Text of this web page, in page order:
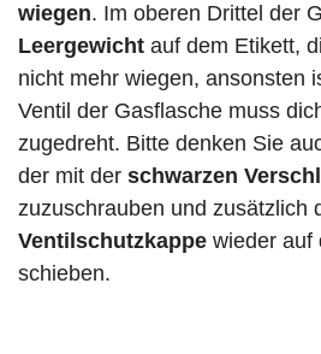
wiegen. Im oberen Drittel der
Leergewicht auf dem Etikett,
nicht mehr wiegen, ansonsten
Ventil der Gasflasche muss
zugedreht. Bitte denken Sie
der mit der schwarzen
zuzuschrauben und zusätzlich
Ventilschutzkappe wieder auf
schieben.